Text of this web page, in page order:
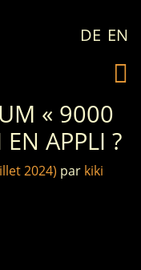
DE EN
« 9000
EN APPLI ?
2024) par kiki